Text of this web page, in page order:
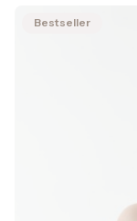
Bestseller